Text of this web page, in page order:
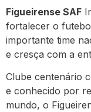
Figueirense SAF
fortalecer o
importante time
e cresça com a
Clube centenário
e conhecido por
mundo, o